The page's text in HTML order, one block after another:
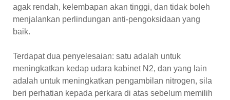
agak rendah, kelembapan akan tinggi, dan tidak boleh
menjalankan perlindungan anti-pengoksidaan yang
baik.
Terdapat dua penyelesaian: satu adalah untuk
meningkatkan kedap udara kabinet N2, dan yang lain
adalah untuk meningkatkan pengambilan nitrogen, sila
beri perhatian kepada perkara di atas sebelum memilih